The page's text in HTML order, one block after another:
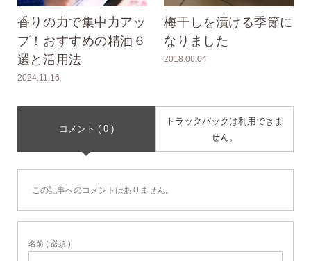
香りの力で集中力アッ
プ！おすすめの精油６
選と活用法
2024.11.16
梅干しを漬ける季節に
なりました
2018.06.04
コメント ( 0 )
トラックバックは利用できま
せん。
この記事へのコメントはありません。
名前 ( 必須 )